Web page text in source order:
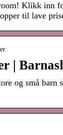
Klikk inn
til lave
|
og små barn